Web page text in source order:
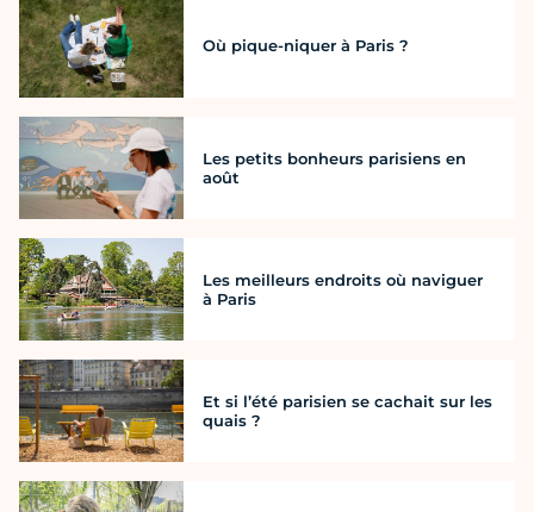
Où pique-niquer à Paris ?
Les petits bonheurs parisiens en
août
Les meilleurs endroits où naviguer
à Paris
Et si l’été parisien se cachait sur les
quais ?